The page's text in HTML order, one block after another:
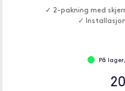
✓ 2-pakning med
✓
På